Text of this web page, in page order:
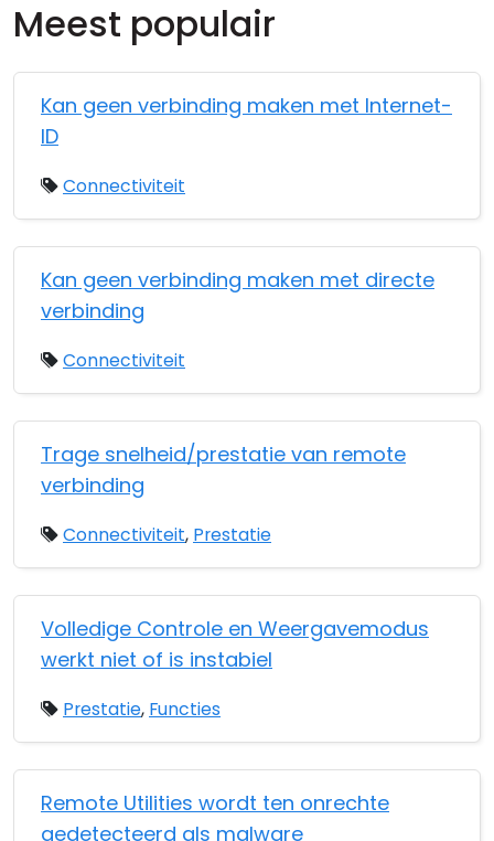
Meest populair
Kan geen verbinding maken met Internet-
ID
Connectiviteit
Kan geen verbinding maken met directe
verbinding
Connectiviteit
Trage snelheid/prestatie van remote
verbinding
Connectiviteit, Prestatie
Volledige Controle en Weergavemodus
werkt niet of is instabiel
Prestatie, Functies
Remote Utilities wordt ten onrechte
gedetecteerd als malware
Cloud & On-Premise